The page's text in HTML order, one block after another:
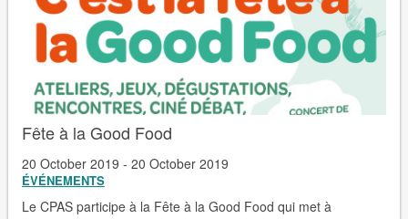
Fête à la Good Food
20 October 2019 - 20 October 2019
ÉVÉNEMENTS
Le CPAS participe à la Fête à la Good Food qui met à